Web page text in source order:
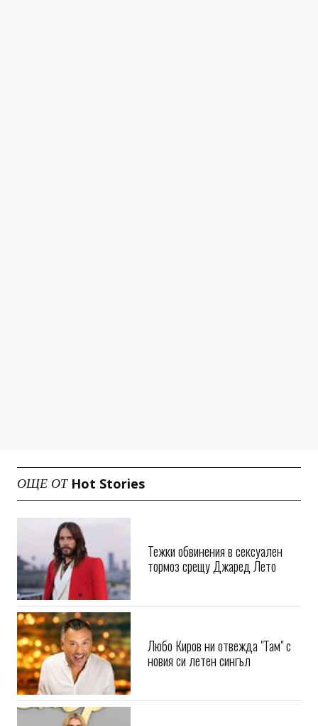
ОЩЕ ОТ Hot Stories
Тежки обвинения в сексуален
тормоз срещу Джаред Лето
Любо Киров ни отвежда "Там" с
новия си летен сингъл